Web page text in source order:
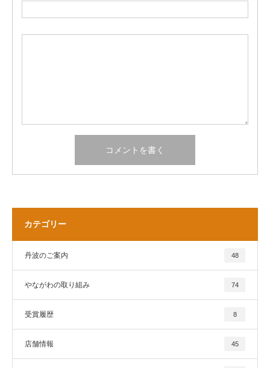
カテゴリー
丹波のご案内 48
やながわの取り組み 74
受賞履歴 8
店舗情報 45